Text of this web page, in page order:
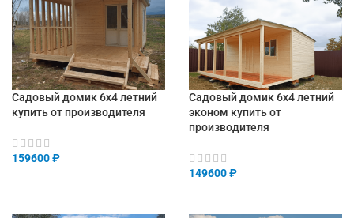
Садовый домик 6х4 летний
купить от производителя
159600₽
Садовый домик 6х4 летний
эконом купить от
производителя
149600₽